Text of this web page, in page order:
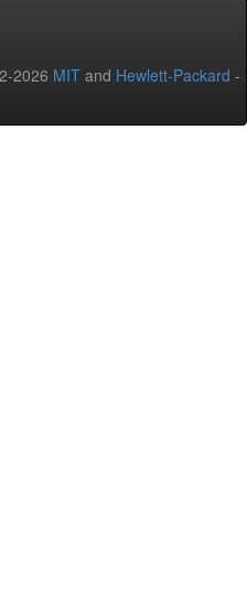
2026 MIT and Hewlett-Packard -